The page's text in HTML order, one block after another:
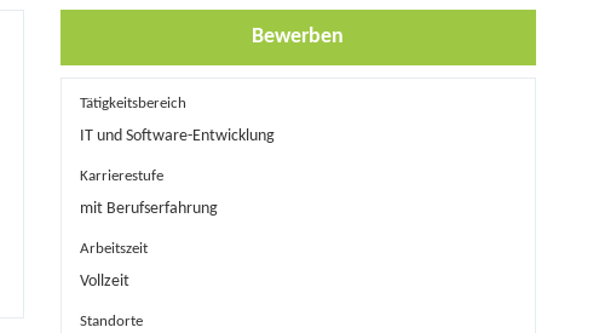
Bewerben
Tätigkeitsbereich
IT und Software-Entwicklung
Karrierestufe
mit Berufserfahrung
Arbeitszeit
Vollzeit
Standorte